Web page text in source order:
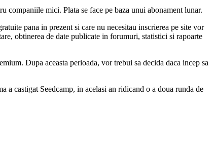
companiile mici. Plata se face pe baza unui abonament lunar.
pana in prezent si care nu necesitau inscrierea pe site vor
obtinerea de date publicate in forumuri, statistici si rapoarte
Dupa aceasta perioada, vor trebui sa decida daca incep sa
castigat Seedcamp, in acelasi an ridicand o a doua runda de